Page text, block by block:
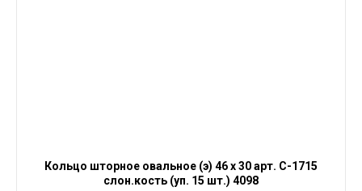
Кольцо шторное овальное (э) 46 х 30 арт. С-1715
слон.кость (уп. 15 шт.) 4098